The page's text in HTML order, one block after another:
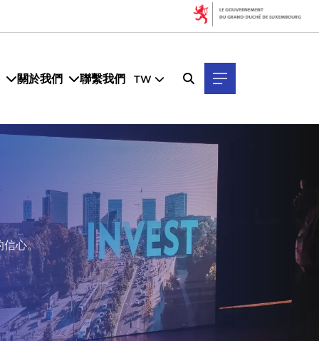
關於我們 聯繫我們 TW
信心。